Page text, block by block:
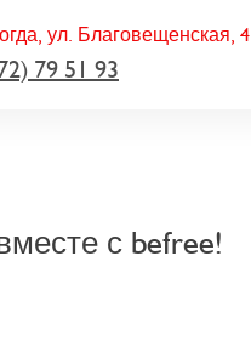
ул. Благовещенская, 4
79 51 93
с befree!